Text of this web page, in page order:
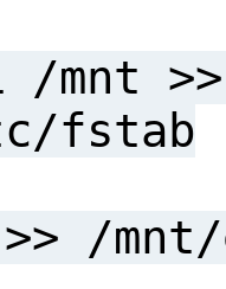
/mnt
fstab
/mnt/